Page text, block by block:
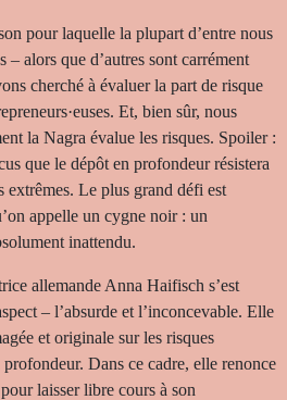
pour laquelle la plupart d’entre nous
– alors que d’autres sont carrément
cherché à évaluer la part de risque
Et, bien sûr, nous
la Nagra évalue les risques. Spoiler :
que le dépôt en profondeur résistera
extrêmes. Le plus grand défi est
appelle un cygne noir : un
inattendu.
allemande Anna Haifisch s’est
– l’absurde et l’inconcevable. Elle
et originale sur les risques
Dans ce cadre, elle renonce
laisser libre cours à son